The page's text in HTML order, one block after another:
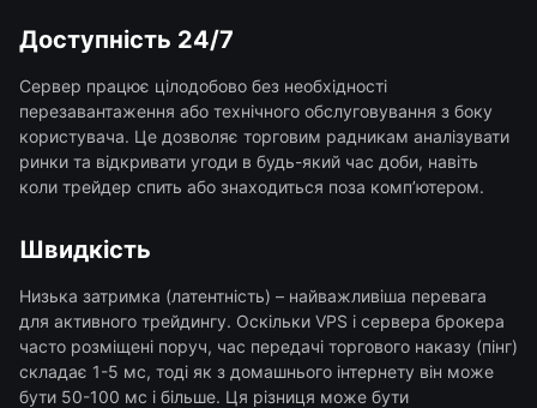
Доступність 24/7
Сервер працює цілодобово без необхідності
перезавантаження або технічного обслуговування з боку
користувача. Це дозволяє торговим радникам аналізувати
ринки та відкривати угоди в будь-який час доби, навіть
коли трейдер спить або знаходиться поза комп’ютером.
Швидкість
Низька затримка (латентність) – найважливіша перевага
для активного трейдингу. Оскільки VPS і сервера брокера
часто розміщені поруч, час передачі торгового наказу (пінг)
складає 1-5 мс, тоді як з домашнього інтернету він може
бути 50-100 мс і більше. Ця різниця може бути